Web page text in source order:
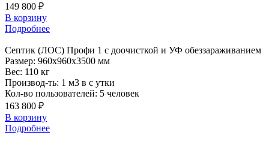
149 800 ₽
В корзину
Подробнее
Септик (ЛОС) Профи 1 с доочисткой и УФ обеззараживанием
Размер: 960x960x3500 мм
Вес: 110 кг
Производ-ть: 1 м3 в с утки
Кол-во пользователей: 5 человек
163 800 ₽
В корзину
Подробнее